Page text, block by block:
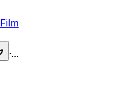
Film
·...